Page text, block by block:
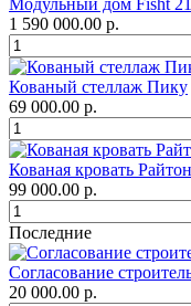
Модульный дом Fisht 21
1 590 000.00 р.
Кованый стеллаж Пику
69 000.00 р.
Кованая кровать Райтон
99 000.00 р.
Последние
Согласование
20 000.00 р.